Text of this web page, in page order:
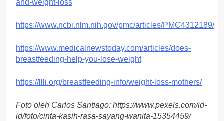
and-weight-loss
https://www.ncbi.nlm.nih.gov/pmc/articles/PMC4312189/
https://www.medicalnewstoday.com/articles/does-
breastfeeding-help-you-lose-weight
https://llli.org/breastfeeding-info/weight-loss-mothers/
Foto oleh Carlos Santiago: https://www.pexels.com/id-
id/foto/cinta-kasih-rasa-sayang-wanita-15354459/